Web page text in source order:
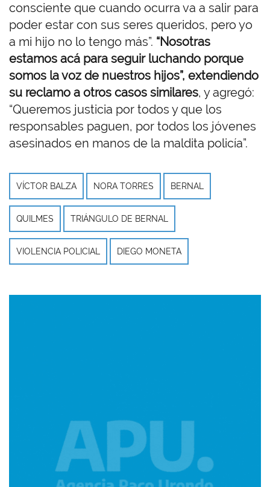
consciente que cuando ocurra va a salir para
poder estar con sus seres queridos, pero yo
a mi hijo no lo tengo más”. “Nosotras
estamos acá para seguir luchando porque
somos la voz de nuestros hijos”, extendiendo
su reclamo a otros casos similares, y agregó:
“Queremos justicia por todos y que los
responsables paguen, por todos los jóvenes
asesinados en manos de la maldita policía”.
VÍCTOR BALZA NORA TORRES BERNAL
QUILMES TRIÁNGULO DE BERNAL
VIOLENCIA POLICIAL DIEGO MONETA